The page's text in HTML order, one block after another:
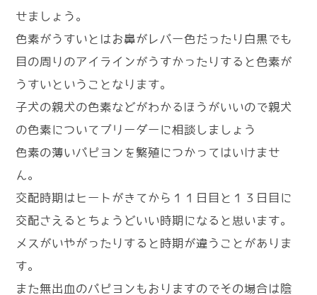
せましょう。
色素がうすいとはお鼻がレバー色だったり白黒でも
目の周りのアイラインがうすかったりすると色素が
うすいということなります。
子犬の親犬の色素などがわかるほうがいいので親犬
の色素についてブリーダーに相談しましょう
色素の薄いパピヨンを繁殖につかってはいけませ
ん。
交配時期はヒートがきてから１１日目と１３日目に
交配さえるとちょうどいい時期になると思います。
メスがいやがったりすると時期が違うことがありま
す。
また無出血のパピヨンもおりますのでその場合は陰